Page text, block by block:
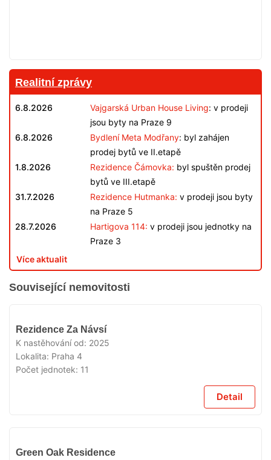
Realitní zprávy
6.8.2026 Vajgarská Urban House Living: v prodeji
jsou byty na Praze 9
6.8.2026
Bydlení Meta Modřany: byl zahájen
prodej bytů ve II.etapě
1.8.2026
Rezidence Čámovka: byl spuštěn prodej
bytů ve III.etapě
31.7.2026
Rezidence Hutmanka: v prodeji jsou byty
na Praze 5
28.7.2026
Hartigova 114: v prodeji jsou jednotky na
Praze 3
Více aktualit
Související nemovitosti
Rezidence Za Návsí
K nastěhování od: 2025
Lokalita: Praha 4
Počet jednotek: 11
Detail
Green Oak Residence